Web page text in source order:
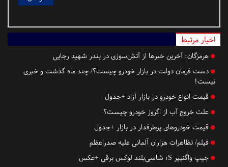
اخبار مرتبط
هرمزگان: آخرین خبرها از آتش‌سوزی در بندر شهید رجایی
دست فرمان دولت در بازار خودرو چیست؟/ چند ماه گذشت و خبری
نیست!
قیمت انواع خودرو در بازار آزاد +جدول
علت خروج آب از اگزوز خودرو چیست؟
قیمت خودروهای پرطرفدار در بازار +جدول
فیلم/ تظاهرات هزاران آلمانی علیه صدراعظم
جیپ واگنییر S؛ شاسی‌بلند لوکس برقی +عکس